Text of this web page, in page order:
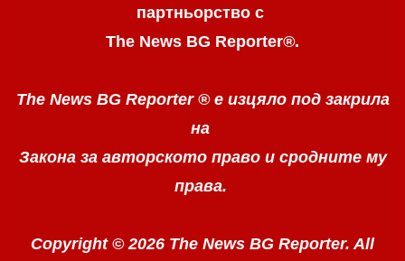
партньорство с
The News BG Reporter®.
The News BG Reporter ® е изцяло под закрила
на
Закона за авторското право и сродните му
права.
Copyright © 2026 The News BG Reporter. All